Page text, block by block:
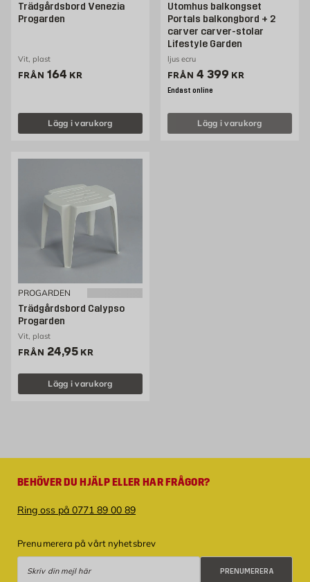
Trädgårdsbord Venezia
Progarden
Vit, plast
FRÅN Pris 164 kr
164 KR
Lägg i varukorg
Utomhus balkongset
Portals balkongbord + 2
carver carver-stolar
Lifestyle Garden
ljus ecru
FRÅN Pris 4399 kr
4 399 KR
Endast online
Lägg i varukorg
PROGARDEN
Trädgårdsbord Calypso
Progarden
Vit, plast
FRÅN Pris 24.95 kr
24,95 KR
Lägg i varukorg
BEHÖVER DU HJÄLP ELLER HAR FRÅGOR?
Ring oss på 0771 89 00 89
Prenumerera på vårt nyhetsbrev
PRENUMERERA